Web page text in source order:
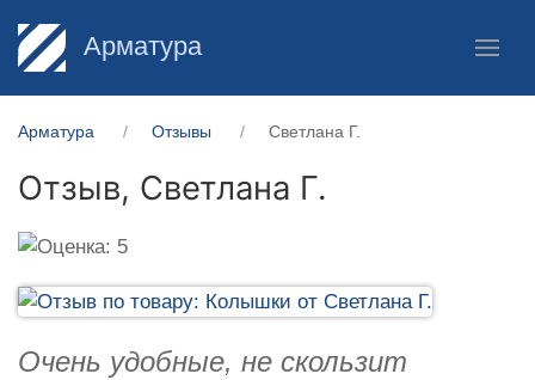
Арматура
Арматура Отзывы Светлана Г.
Отзыв, Светлана Г.
Очень удобные, не скользит